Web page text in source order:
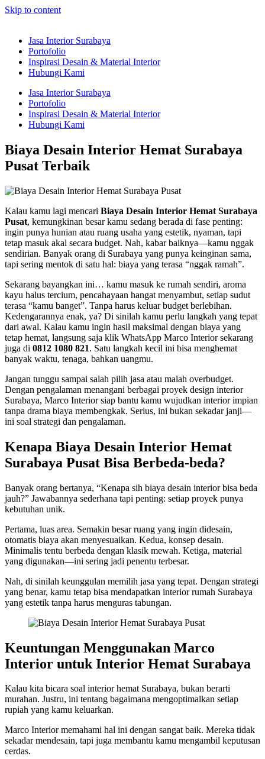
Skip to content
Jasa Interior Surabaya
Portofolio
Inspirasi Desain & Material Interior
Hubungi Kami
Jasa Interior Surabaya
Portofolio
Inspirasi Desain & Material Interior
Hubungi Kami
Biaya Desain Interior Hemat Surabaya
Pusat Terbaik
Kalau kamu lagi mencari Biaya Desain Interior Hemat Surabaya
Pusat, kemungkinan besar kamu sedang berada di fase penting:
ingin punya hunian atau ruang usaha yang estetik, nyaman, tapi
tetap masuk akal secara budget. Nah, kabar baiknya—kamu nggak
sendirian. Banyak orang di Surabaya yang punya keinginan sama,
tapi sering mentok di satu hal: biaya yang terasa “nggak ramah”.
Sekarang bayangkan ini… kamu masuk ke rumah sendiri, aroma
kayu halus tercium, pencahayaan hangat menyambut, setiap sudut
terasa “kamu banget”. Tanpa harus keluar budget berlebihan.
Kedengarannya enak, ya? Di sinilah kamu perlu langkah yang tepat
dari awal. Kalau kamu ingin hasil maksimal dengan biaya yang
tetap hemat, langsung saja klik WhatsApp Marco Interior sekarang
juga di 0812 1080 821. Satu langkah kecil ini bisa menghemat
banyak waktu, tenaga, bahkan uangmu.
Jangan tunggu sampai salah pilih jasa atau malah overbudget.
Dengan pengalaman menangani berbagai proyek design interior
Surabaya, Marco Interior siap bantu kamu wujudkan interior impian
tanpa drama biaya membengkak. Serius, ini bukan sekadar janji—
ini soal strategi dan pengalaman.
Kenapa Biaya Desain Interior Hemat
Surabaya Pusat Bisa Berbeda-beda?
Banyak orang bertanya, “Kenapa sih biaya desain interior bisa beda
jauh?” Jawabannya sederhana tapi penting: setiap proyek punya
kebutuhan unik.
Pertama, luas area. Semakin besar ruang yang ingin didesain,
otomatis biaya akan menyesuaikan. Kedua, konsep desain.
Minimalis tentu berbeda dengan klasik mewah. Ketiga, material
yang digunakan—ini sering jadi penentu terbesar.
Nah, di sinilah keunggulan memilih jasa yang tepat. Dengan strategi
yang benar, kamu tetap bisa mendapatkan interior rumah Surabaya
yang estetik tanpa harus menguras tabungan.
Keuntungan Menggunakan Marco
Interior untuk Interior Hemat Surabaya
Kalau kita bicara soal interior hemat Surabaya, bukan berarti
murahan. Justru, ini tentang bagaimana mengoptimalkan setiap
rupiah yang kamu keluarkan.
Marco Interior memahami hal ini dengan sangat baik. Mereka tidak
sekadar mendesain, tapi juga membantu kamu mengambil keputusan
cerdas.